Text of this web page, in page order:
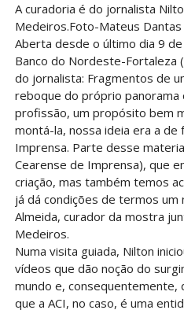
A curadoria é do jornalista
Medeiros.Foto-Mateus Dantas
Aberta desde o último dia 9
Banco do Nordeste-Fortaleza
do jornalista: Fragmentos de
reboque do próprio panorama
profissão, um propósito bem
montá-la, nossa ideia era a de
Imprensa. Parte desse
Cearense de Imprensa), que
criação, mas também temos
já dá condições de termos um
Almeida, curador da mostra
Medeiros.
Numa visita guiada, Nilton
vídeos que dão noção do
mundo e, consequentemente,
que a ACI, no caso, é uma